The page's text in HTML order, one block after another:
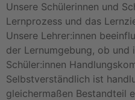
Unsere Schülerinnen und
Lernprozess und das
Unsere Lehrer:innen
der Lernumgebung, ob und
Schüler:innen
Selbstverständlich ist
gleichermaßen Bestandteil